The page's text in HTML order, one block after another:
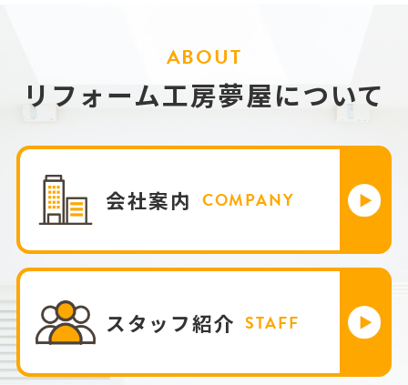
ABOUT
リフォーム工房夢屋について
会社案内 COMPANY
スタッフ紹介 STAFF